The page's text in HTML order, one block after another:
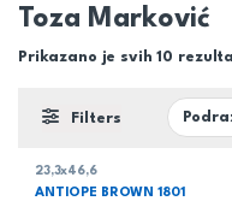
Toza Marković
Prikazano je svih 10
Filters
23,3x46,6
ANTIOPE BROWN 1801